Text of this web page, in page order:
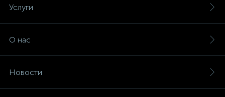
Услуги
О нас
Новости